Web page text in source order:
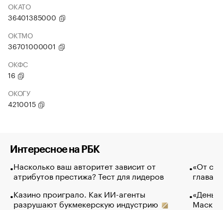
ОКАТО
36401385000
ОКТМО
36701000001
ОКФС
16
ОКОГУ
4210015
Интересное на РБК
Насколько ваш авторитет зависит от
атрибутов престижа? Тест для лидеров
Казино проиграло. Как ИИ-агенты
разрушают букмекерскую индустрию
«От
глава
Маск в